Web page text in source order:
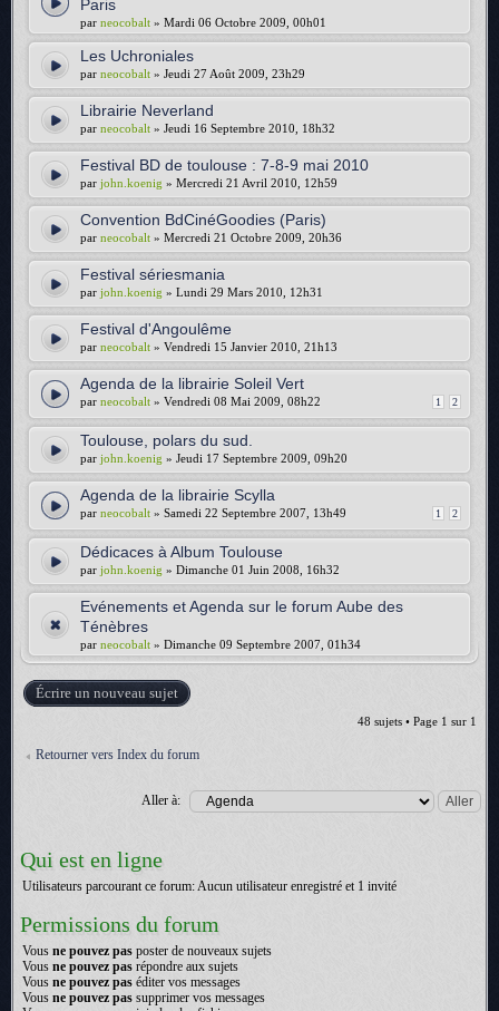
Paris
par neocobalt » Mardi 06 Octobre 2009, 00h01
Les Uchroniales
par neocobalt » Jeudi 27 Août 2009, 23h29
Librairie Neverland
par neocobalt » Jeudi 16 Septembre 2010, 18h32
Festival BD de toulouse : 7-8-9 mai 2010
par john.koenig » Mercredi 21 Avril 2010, 12h59
Convention BdCinéGoodies (Paris)
par neocobalt » Mercredi 21 Octobre 2009, 20h36
Festival sériesmania
par john.koenig » Lundi 29 Mars 2010, 12h31
Festival d'Angoulême
par neocobalt » Vendredi 15 Janvier 2010, 21h13
Agenda de la librairie Soleil Vert
1 2
par neocobalt » Vendredi 08 Mai 2009, 08h22
Toulouse, polars du sud.
par john.koenig » Jeudi 17 Septembre 2009, 09h20
Agenda de la librairie Scylla
1 2
par neocobalt » Samedi 22 Septembre 2007, 13h49
Dédicaces à Album Toulouse
par john.koenig » Dimanche 01 Juin 2008, 16h32
Evénements et Agenda sur le forum Aube des
Ténèbres
par neocobalt » Dimanche 09 Septembre 2007, 01h34
Écrire un nouveau sujet
48 sujets • Page 1 sur 1
Retourner vers Index du forum
Aller à:
Qui est en ligne
Utilisateurs parcourant ce forum: Aucun utilisateur enregistré et 1 invité
Permissions du forum
Vous ne pouvez pas poster de nouveaux sujets
Vous ne pouvez pas répondre aux sujets
Vous ne pouvez pas éditer vos messages
Vous ne pouvez pas supprimer vos messages